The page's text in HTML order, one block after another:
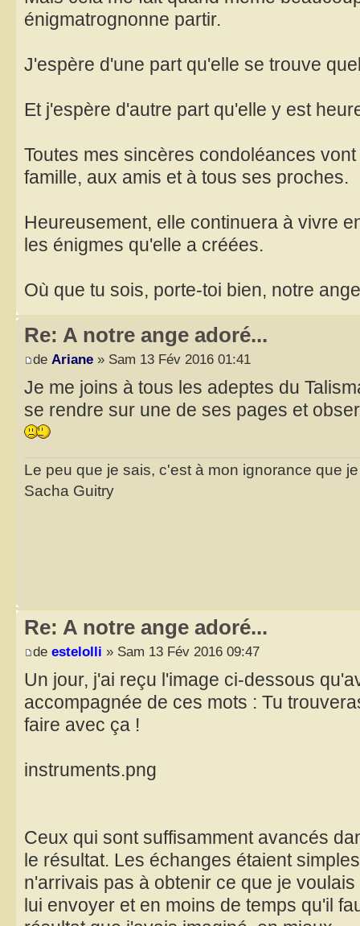
énigmatrognonne partir.
J'espère d'une part qu'elle se trouve
Et j'espère d'autre part qu'elle y est
Toutes mes sincères condoléances
famille, aux amis et à tous ses proches.
Heureusement, elle continuera à vivre
les énigmes qu'elle a créées.
Où que tu sois, porte-toi bien, notre
Re: A notre ange adoré...
de Ariane » Sam 13 Fév 2016 01:41
Je me joins à tous les adeptes du
se rendre sur une de ses pages et
Le peu que je sais, c'est à mon ignorance que
Sacha Guitry
Re: A notre ange adoré...
de estelolli » Sam 13 Fév 2016 09:47
Un jour, j'ai reçu l'image ci-dessous
accompagnée de ces mots : Tu
faire avec ça !
instruments.png
Ceux qui sont suffisamment avancés
le résultat. Les échanges étaient
n'arrivais pas à obtenir ce que je
lui envoyer et en moins de temps qu'il